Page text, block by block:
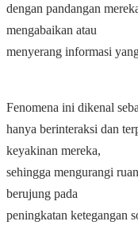
dengan pandangan
mengabaikan atau
menyerang informasi
Fenomena ini dikenal
hanya berinteraksi dan
keyakinan mereka,
sehingga mengurangi
berujung pada
peningkatan ketegangan